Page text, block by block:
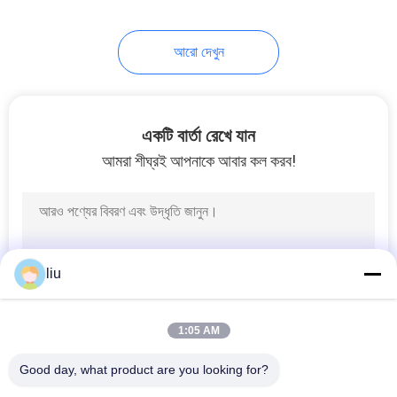
আরো দেখুন
একটি বার্তা রেখে যান
আমরা শীঘ্রই আপনাকে আবার কল করব!
liu
1:05 AM
Good day, what product are you looking for?